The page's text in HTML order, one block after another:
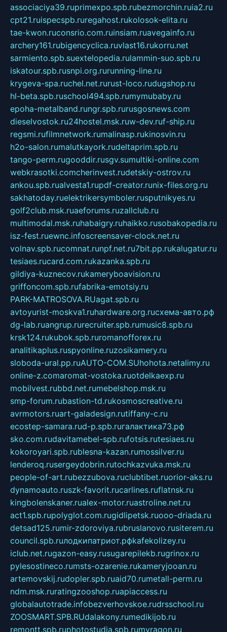
associaciya39.ruprimexpo.spb.rubezmorchin.ruia2.ru
cpt21.ruispecspb.ruregahost.rukolosok-elita.ru
tae-kwon.ruconsrio.com.ruinsiam.ruavegainfo.ru
archery161.rubigencyclica.ruvlast16.rukorru.net
sarmiento.spb.suextelopedia.rulammin-suo.spb.ru
iskatour.spb.rusnpi.org.rurunning-line.ru
krygeva-spa.ruchel.net.rurust-loco.rudugshop.ru
hl-beta.spb.ruschool494.spb.rumymubaby.ru
epoha-metalband.rungr.spb.rurusgosnews.com
dieselvostok.ru24hostel.msk.ruw-dev.ruf-ship.ru
regsmi.rufilmnetwork.rumalinasp.rukinosvin.ru
h2o-salon.rumalutkayork.rudeltaprim.spb.ru
tango-perm.rugooddir.rusgv.sumultiki-online.com
webkrasotki.comcherinvest.rudetskiy-ostrov.ru
ankou.spb.rualvesta1.rupdf-creator.runix-files.org.ru
sakhatoday.ruelektrikersymboler.rusputnikyes.ru
golf2club.msk.ruaeforums.ruzallclub.ru
multimodal.msk.ruhabaigry.ruhaikko.rusobakopedia.ru
isz-fest.ruewnc.infoscreensaver-clock.net.ru
volnav.spb.rucomnat.runpf.net.ru7bit.pp.rukalugatur.ru
tesiaes.rucard.com.rukazanka.spb.ru
gildiya-kuznecov.rukameryboavision.ru
griffoncom.spb.rufabrika-emotsiy.ru
PARK-MATROSOVA.RUagat.spb.ru
avtoyurist-moskva1.ruhardware.org.ruсхема-авто.рф
dg-lab.ruangrup.rurecruiter.spb.rumusic8.spb.ru
krsk124.rukubok.spb.ruromanofforex.ru
analitikaplus.ruspyonline.ruzosikamery.ru
sloboda-ural.pp.ruAUTO-COM.SUhohota.netalimy.ru
online-z.comaromat-vostoka.ruotdelkaexp.ru
mobilvest.rubbd.net.rumebelshop.msk.ru
smp-forum.rubastion-td.rukosmoscreative.ru
avrmotors.ruart-galadesign.rutiffany-c.ru
ecostep-samara.rud-p.spb.ruгалактика73.рф
sko.com.rudavitamebel-spb.rufotsis.rutesiaes.ru
kokoroyari.spb.rublesna-kazan.rumossilver.ru
lenderoq.rusergeydobrin.rutochkazvuka.msk.ru
people-of-art.rubezzubova.ruclubtibet.ruorior-aks.ru
dynamoauto.ruszk-favorit.rucarlines.ruflatnsk.ru
kingbolenskaner.rualex-motor.ruastroline.net.ru
act1.spb.rupolyglot.com.rugidlipetsk.ruooo-driada.ru
detsad125.rumir-zdoroviya.rubruslanovo.rusiterem.ru
council.spb.ruлодкипатриот.рфkafekolizey.ru
iclub.net.rugazon-easy.rusugarepilekb.rugrinox.ru
pylesostineco.rumsts-ozarenie.rukameryjooan.ru
artemovskij.rudopler.spb.ruaid70.rumetall-perm.ru
ndm.msk.ruratingzooshop.ruapiaccess.ru
globalautotrade.infobezverhovskoe.rudrsschool.ru
ZOOSMART.SPB.RUdalakony.rumedikijob.ru
remontt.spb.ruphotostudia.spb.rumyragon.ru